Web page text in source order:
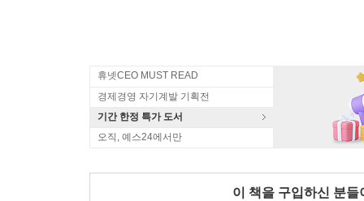
휴넷CEO MUST READ
경제경영 자기계발 기획전
기간 한정 특가 도서
오직, 예스24에서만
이 책을 구입하신 분